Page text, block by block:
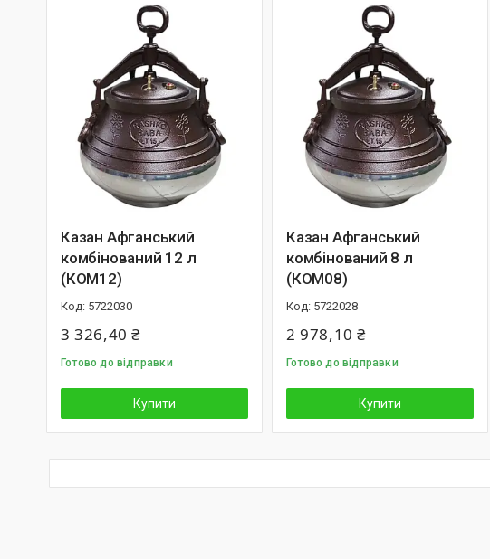
Казан Афганський
комбінований 12 л
(КОМ12)
5722030
3 326,40 ₴
Готово до відправки
Купити
Казан Афганський
комбінований 8 л
(КОМ08)
5722028
2 978,10 ₴
Готово до відправки
Купити